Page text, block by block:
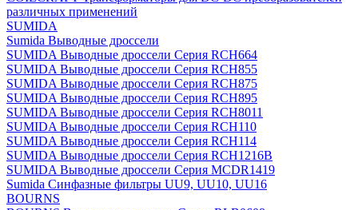
различных применений
SUMIDA
Sumida Выводные дроссели
SUMIDA Выводные дроссели Серия RCH664
SUMIDA Выводные дроссели Серия RCH855
SUMIDA Выводные дроссели Серия RCH875
SUMIDA Выводные дроссели Серия RCH895
SUMIDA Выводные дроссели Серия RCH8011
SUMIDA Выводные дроссели Серия RCH110
SUMIDA Выводные дроссели Серия RCH114
SUMIDA Выводные дроссели Серия RCH1216B
SUMIDA Выводные дроссели Серия MCDR1419
Sumida Синфазные фильтры UU9, UU10, UU16
BOURNS